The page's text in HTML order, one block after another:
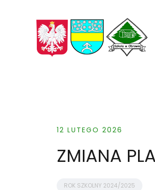
12 LUTEGO 2026
ZMIANA
ROK SZKOLNY 2024/2025